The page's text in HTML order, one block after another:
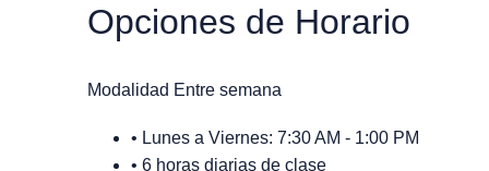
Opciones de Horario
Modalidad Entre semana
• Lunes a Viernes: 7:30 AM - 1:00 PM
• 6 horas diarias de clase